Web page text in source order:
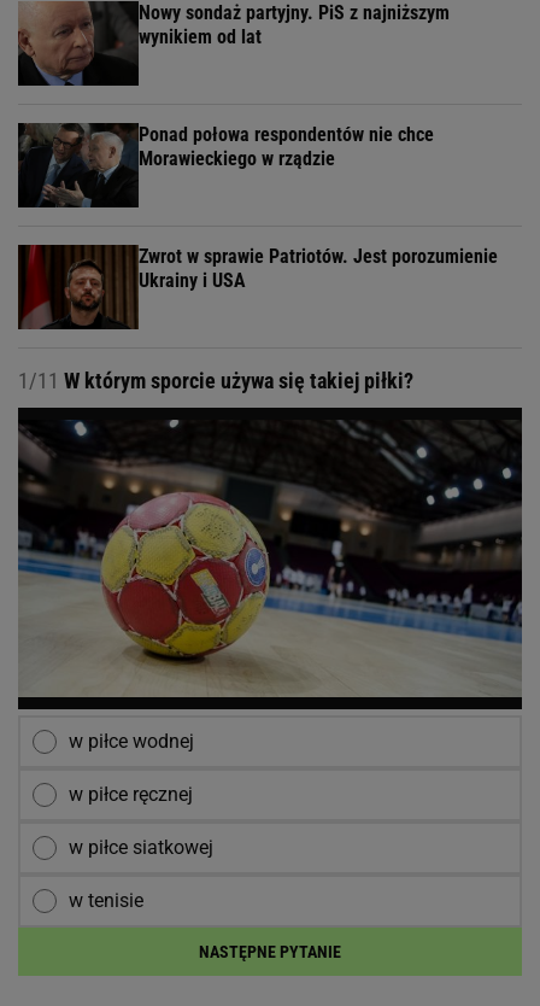
Nowy sondaż partyjny. PiS z najniższym
wynikiem od lat
Ponad połowa respondentów nie chce
Morawieckiego w rządzie
Zwrot w sprawie Patriotów. Jest porozumienie
Ukrainy i USA
1/11 W którym sporcie używa się takiej piłki?
w piłce wodnej
w piłce ręcznej
w piłce siatkowej
w tenisie
NASTĘPNE PYTANIE